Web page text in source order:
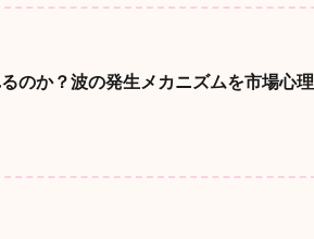
のか？波の発生メカニズムを市場心理